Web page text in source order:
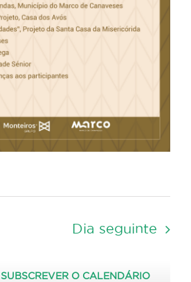
Dia seguinte
SUBSCREVER O CALENDÁRIO